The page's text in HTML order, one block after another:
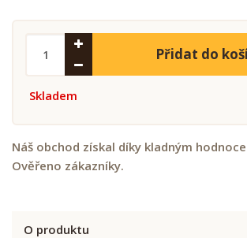
Přidat do
Skladem
Náš obchod získal díky kladným
Ověřeno zákazníky.
O produktu